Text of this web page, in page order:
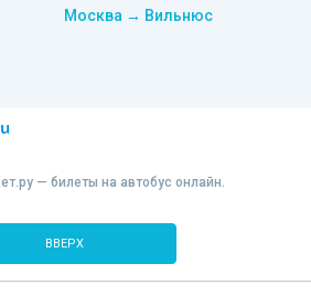
Москва → Вильнюс
— билеты на автобус онлайн.
ВВЕРХ